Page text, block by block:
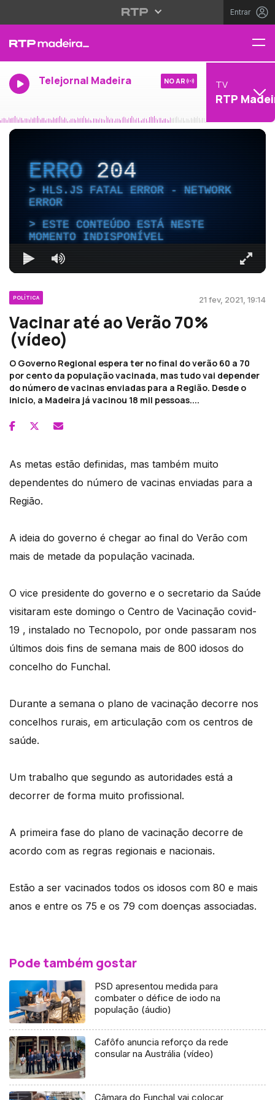
Entrar
Telejornal Madeira NO AR TV
RTP
ERRO204
HLS.JS FATAL ERROR - NETWORK
ERROR
ESTE CONTEÚDO ESTÁ NESTE
MOMENTO INDISPONÍVEL
POLÍTICA 21 fev, 2021, 19:14
Vacinar até ao Verão 70%
(vídeo)
O Governo Regional espera ter no final do verão 60 a 70
por cento da população vacinada, mas tudo vai depender
do número de vacinas enviadas para a Região. Desde o
inicio, a Madeira já vacinou 18 mil pessoas....
As metas estão definidas, mas também muito
dependentes do número de vacinas enviadas para a
Região.
A ideia do governo é chegar ao final do Verão com
mais de metade da população vacinada.
O vice presidente do governo e o secretario da Saúde
visitaram este domingo o Centro de Vacinação covid-
19 , instalado no Tecnopolo, por onde passaram nos
últimos dois fins de semana mais de 800 idosos do
concelho do Funchal.
Durante a semana o plano de vacinação decorre nos
concelhos rurais, em articulação com os centros de
saúde.
Um trabalho que segundo as autoridades está a
decorrer de forma muito profissional.
A primeira fase do plano de vacinação decorre de
acordo com as regras regionais e nacionais.
Estão a ser vacinados todos os idosos com 80 e mais
anos e entre os 75 e os 79 com doenças associadas.
Pode também gostar
PSD apresentou medida para
combater o défice de iodo na
população (áudio)
Cafôfo anuncia reforço da rede
consular na Austrália (vídeo)
Câmara do Funchal vai colocar